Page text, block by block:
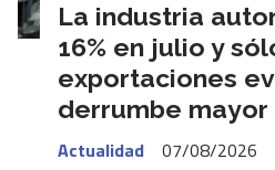
La industria
16% en julio y
exportaciones
derrumbe mayor
Actualidad
07/08/2026